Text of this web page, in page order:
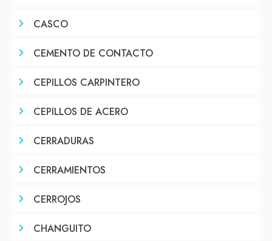
CASCO
CEMENTO DE CONTACTO
CEPILLOS CARPINTERO
CEPILLOS DE ACERO
CERRADURAS
CERRAMIENTOS
CERROJOS
CHANGUITO